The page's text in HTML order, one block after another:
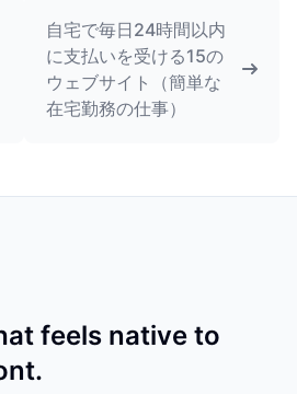
自宅で毎日24時間以内
に支払いを受ける15の
ウェブサイト（簡単な
在宅勤務の仕事）
feels native to